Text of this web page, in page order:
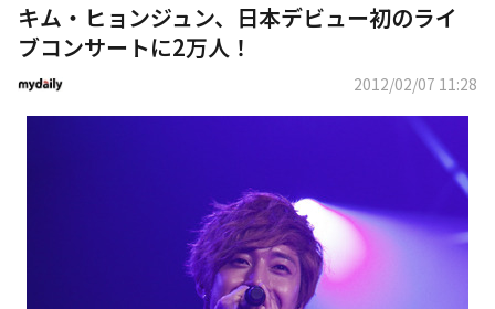
キム・ヒョンジュン、日本デビュー初のライ
ブコンサートに2万人！
2012/02/07 11:28